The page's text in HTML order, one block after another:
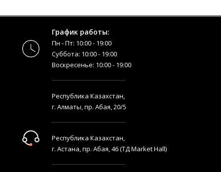
График работы:
Пн - Пт: 10:00 - 19:00
Суббота: 10:00 - 19:00
Воскресенье: 10:00 - 19:00
Республика Казахстан,
г. Алматы, пр. Абая, 20/5
Республика Казахстан,
г. Астана, пр. Абая, 46 (ТД Market Hall)